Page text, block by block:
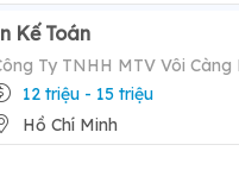
Kế Toán
Ty TNHH MTV Vôi
12 triệu - 15 triệu
Hồ Chí Minh